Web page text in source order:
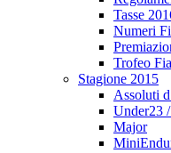
Tasse
Numeri
Trofeo
Stagione 2015
Assoluti
Under23
Major